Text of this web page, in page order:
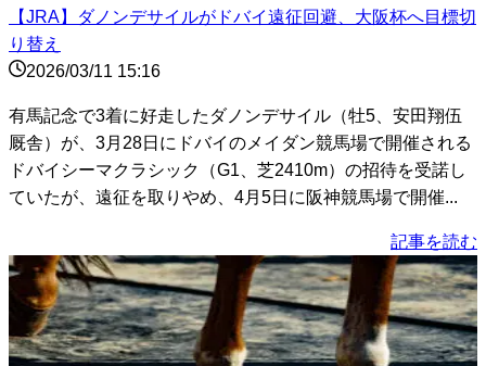
【JRA】ダノンデサイルがドバイ遠征回避、大阪杯へ目標切
り替え
2026/03/11 15:16
有馬記念で3着に好走したダノンデサイル（牡5、安田翔伍
厩舎）が、3月28日にドバイのメイダン競馬場で開催される
ドバイシーマクラシック（G1、芝2410m）の招待を受諾し
ていたが、遠征を取りやめ、4月5日に阪神競馬場で開催...
記事を読む